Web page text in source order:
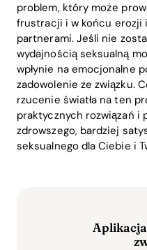
problem, który może
frustracji i w końcu erozji
partnerami. Jeśli nie
wydajnością seksualną
wpłynie na emocjonalne
zadowolenie ze związku.
rzucenie światła na ten
praktycznych rozwiązań i
zdrowszego, bardziej
seksualnego dla Ciebie i